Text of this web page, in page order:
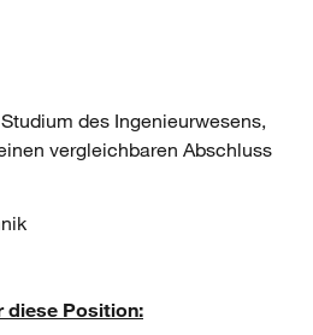
des Ingenieurwesens,
vergleichbaren Abschluss
diese Position: